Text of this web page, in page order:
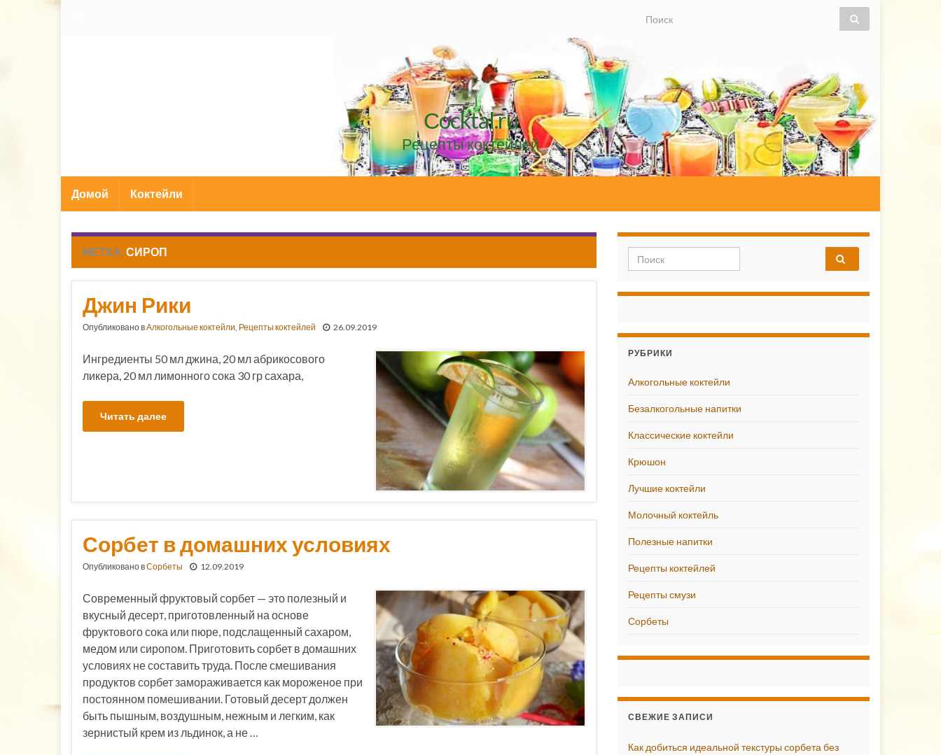
Search for:
Сocktal.ru
Рецепты коктейлей
Домой Коктейли
МЕТКА: СИРОП
Джин Рики
Опубликовано вАлкогольные коктейли, Рецепты коктейлей 26.09.2019
Ингредиенты 50 мл джина, 20 мл абрикосового
ликера, 20 мл лимонного сока 30 гр сахара,
Читать далее
Сорбет в домашних условиях
Опубликовано вСорбеты 12.09.2019
Современный фруктовый сорбет — это полезный и
вкусный десерт, приготовленный на основе
фруктового сока или пюре, подслащенный сахаром,
медом или сиропом. Приготовить сорбет в домашних
условиях не составить труда. После смешивания
продуктов сорбет замораживается как мороженое при
постоянном помешивании. Готовый десерт должен
быть пышным, воздушным, нежным и легким, как
зернистый крем из льдинок, а не …
Search for:
РУБРИКИ
Алкогольные коктейли
Безалкогольные напитки
Классические коктейли
Крюшон
Лучшие коктейли
Молочный коктейль
Полезные напитки
Рецепты коктейлей
Рецепты смузи
Сорбеты
СВЕЖИЕ ЗАПИСИ
Как добиться идеальной текстуры сорбета без